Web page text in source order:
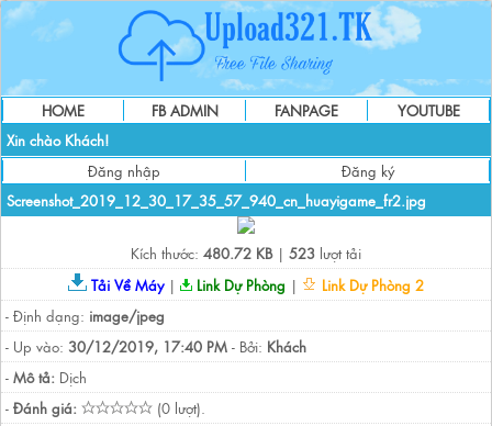
HOME FB ADMIN FANPAGE
YOUTUBE
Xin chào Khách!
Đăng nhập
Đăng ký
Screenshot_2019_12_30_17_35_57_940_cn_huayigame_fr2.jpg
Kích thước: 480.72 KB| 523 lượt tải
Tải Về Máy| Link Dự Phòng |
Link Dự Phòng 2
- Định dạng: image/jpeg
- Up vào: 30/12/2019, 17:40 PM - Bởi: Khách
- Mô tả: Dịch
- Đánh giá:
(0 lượt).